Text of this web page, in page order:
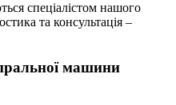
спеціалістом нашого
та консультація –
машини